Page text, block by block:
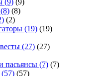
(9) (9)
(8) (8)
(2)
(19) (19)
(27) (27)
пасьянсы (7) (7)
(57) (57)